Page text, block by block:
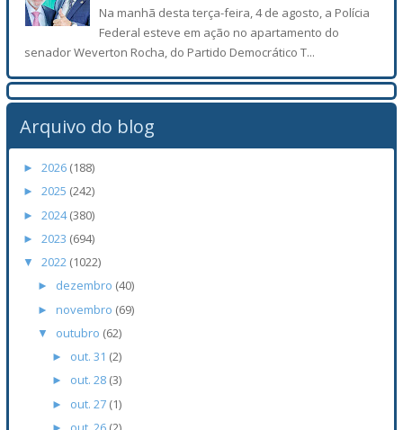
Na manhã desta terça-feira, 4 de agosto, a Polícia
Federal esteve em ação no apartamento do
senador Weverton Rocha, do Partido Democrático T...
Arquivo do blog
►2026 (188)
►2025 (242)
►2024(380)
►2023 (694)
▼2022 (1022)
► dezembro (40)
► novembro (69)
▼ outubro (62)
► out. 31 (2)
► out. 28 (3)
► out. 27 (1)